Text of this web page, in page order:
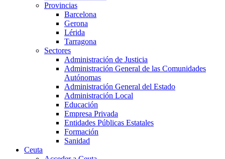
Provincias
Barcelona
Gerona
Lérida
Tarragona
Sectores
Administración de Justicia
Administración General de las Comunidades
Autónomas
Administración General del Estado
Administración Local
Educación
Empresa Privada
Entidades Públicas Estatales
Formación
Sanidad
Ceuta